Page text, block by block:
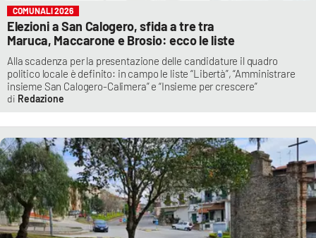
COMUNALI 2026
Elezioni a San Calogero, sfida a tre tra
Maruca, Maccarone e Brosio: ecco le liste
Alla scadenza per la presentazione delle candidature il quadro
politico locale è definito: in campo le liste “Libertà”, “Amministrare
insieme San Calogero-Calimera” e “Insieme per crescere”
Redazione